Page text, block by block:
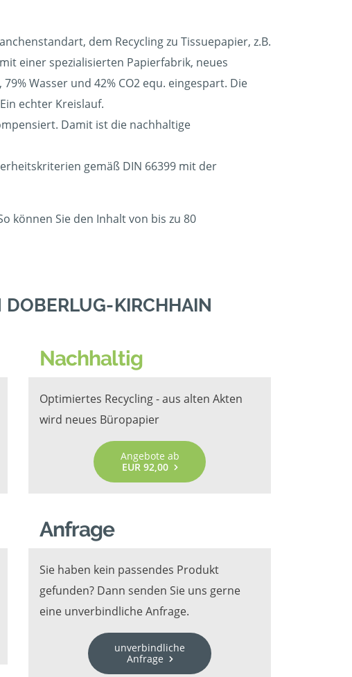
dem Recycling zu Tissuepapier, z.B.
einer spezialisierten Papierfabrik, neues
Wasser und 42% CO2 equ. eingespart. Die
echter Kreislauf.
Damit ist die nachhaltige
gemäß DIN 66399 mit der
können Sie den Inhalt von bis zu 80
KIRCHHAIN
Nachhaltig
Optimiertes Recycling - aus alten Akten
wird neues Büropapier
Angebote ab
EUR 92,00
Anfrage
Sie haben kein passendes Produkt
gefunden? Dann senden Sie uns gerne
eine unverbindliche Anfrage.
unverbindliche
Anfrage